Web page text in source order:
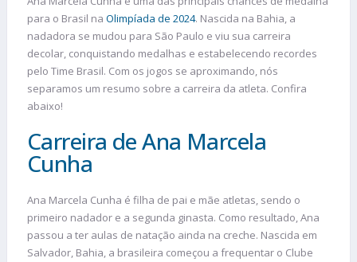
para o Brasil na Olimpíada de 2024. Nascida na Bahia, a
nadadora se mudou para São Paulo e viu sua carreira
decolar, conquistando medalhas e estabelecendo recordes
pelo Time Brasil. Com os jogos se aproximando, nós
separamos um resumo sobre a carreira da atleta. Confira
abaixo!
Carreira de Ana Marcela
Cunha
Ana Marcela Cunha é filha de pai e mãe atletas, sendo o
primeiro nadador e a segunda ginasta. Como resultado, Ana
passou a ter aulas de natação ainda na creche. Nascida em
Salvador, Bahia, a brasileira começou a frequentar o Clube